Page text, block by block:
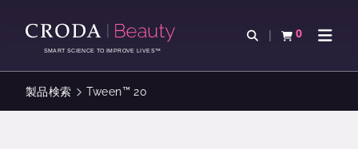
ン
を
ー
ス
SMART SCIENCE TO IMPROVE LIVES™
検索を開く
0
カートを確認す
ナビ
製品検索 Tween™ 20